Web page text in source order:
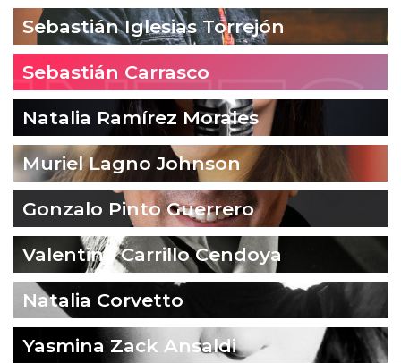
Sebastián Iglesias Torrejón
Sebastián Carrasco
Natalia Ramírez Morales
Muriel Lagno Johnson
Gonzalo Pinto Guerrero
Valentina Carrillo Cendoya
Natalia Corvetto
Yasmina Zack Ansaldi